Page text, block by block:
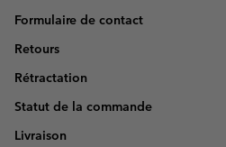
Formulaire de contact
Retours
Rétractation
Statut de la commande
Livraison